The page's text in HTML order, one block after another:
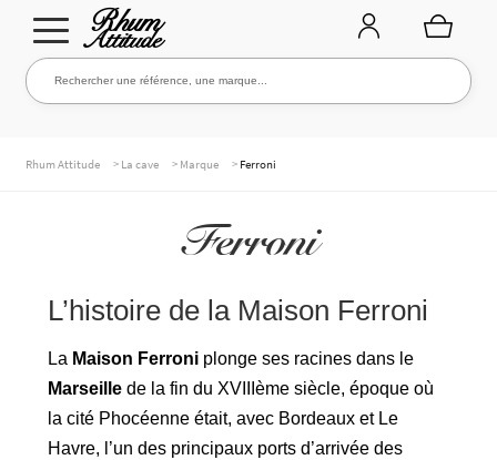
Aller
à
Aller
au
Rechercher une référence, une marque...
Rechercher
MARQUES
Rhum Attitude > La cave > Marque > Ferroni
Ferroni
L’histoire de la Maison Ferroni
La Maison Ferroniplonge ses racines dans le
Marseillede la fin du XVIIIème siècle, époque où
la cité Phocéenne était, avec Bordeaux et Le
Havre, l’un des principaux ports d’arrivée des